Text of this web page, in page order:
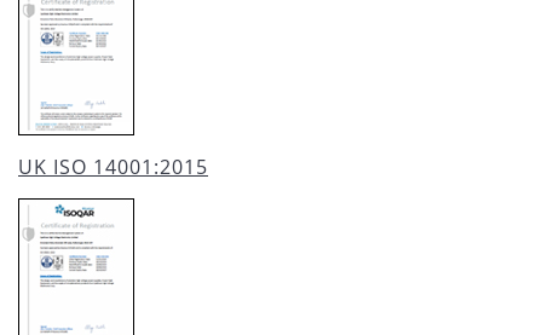
UK ISO 14001:2015